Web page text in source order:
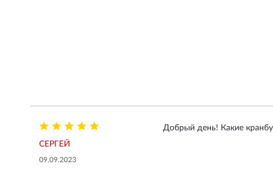
СЕРГЕЙ
09.09.2023
Добрый день! Какие